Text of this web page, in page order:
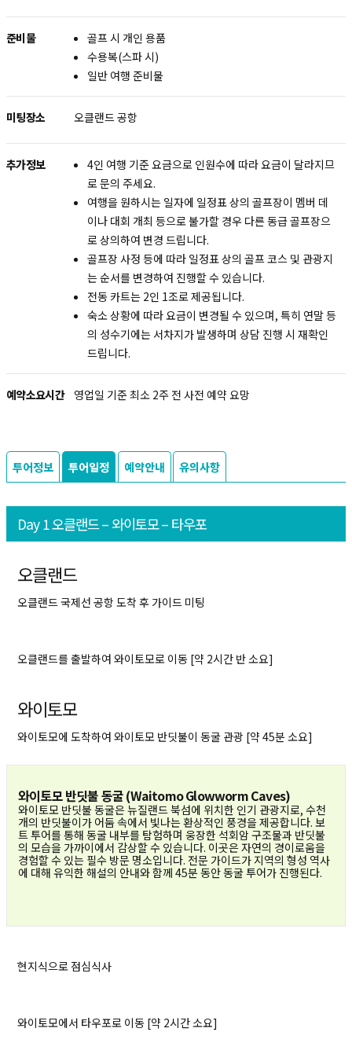
준비물
골프 시 개인 용품
수용복(스파 시)
일반 여행 준비물
미팅장소 오클랜드 공항
추가정보
4인 여행 기준 요금으로 인원수에 따라 요금이 달라지므
로 문의 주세요.
여행을 원하시는 일자에 일정표 상의 골프장이 멤버 데
이나 대회 개최 등으로 불가할 경우 다른 동급 골프장으
로 상의하여 변경 드립니다.
골프장 사정 등에 따라 일정표 상의 골프 코스 및 관광지
는 순서를 변경하여 진행할 수 있습니다.
전동 카트는 2인 1조로 제공됩니다.
숙소 상황에 따라 요금이 변경될 수 있으며, 특히 연말 등
의 성수기에는 서차지가 발생하며 상담 진행 시 재확인
드립니다.
예약소요시간 영업일 기준 최소 2주 전 사전 예약 요망
투어정보 투어일정 예약안내 유의사항
Day 1 오클랜드 – 와이토모 – 타우포
오클랜드
오클랜드 국제선 공항 도착 후 가이드 미팅
오클랜드를 출발하여 와이토모로 이동 [약 2시간 반 소요]
와이토모
와이토모에 도착하여 와이토모 반딧불이 동굴 관광 [약 45분 소요]
와이토모 반딧불 동굴 (Waitomo Glowworm Caves)
와이토모 반딧불 동굴은 뉴질랜드 북섬에 위치한 인기 관광지로, 수천
개의 반딧불이가 어둠 속에서 빛나는 환상적인 풍경을 제공합니다. 보
트 투어를 통해 동굴 내부를 탐험하며 웅장한 석회암 구조물과 반딧불
의 모습을 가까이에서 감상할 수 있습니다. 이곳은 자연의 경이로움을
경험할 수 있는 필수 방문 명소입니다. 전문 가이드가 지역의 형성 역사
에 대해 유익한 해설의 안내와 함께 45분 동안 동굴 투어가 진행된다.
현지식으로 점심식사
와이토모에서 타우포로 이동 [약 2시간 소요]